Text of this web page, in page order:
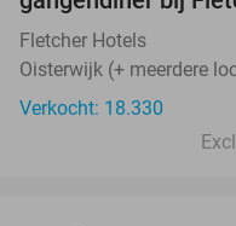
Fletcher Hotels
Oisterwijk (+ meerdere
Verkocht: 18.330